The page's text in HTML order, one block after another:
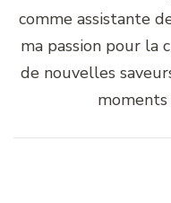
comme assistante
ma passion pour la
de nouvelles
moments